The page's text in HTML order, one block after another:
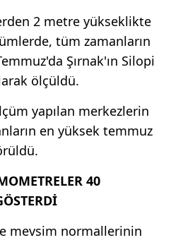
2 metre yükseklikte
tüm zamanların
Şırnak'ın Silopi
ölçüldü.
yapılan merkezlerin
en yüksek temmuz
40
mevsim normallerinin